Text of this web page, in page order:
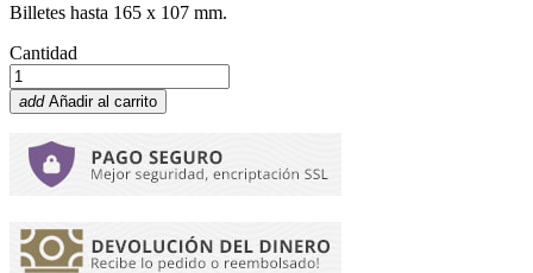
Billetes hasta 165 x 107 mm.
Cantidad
add Añadir al carrito